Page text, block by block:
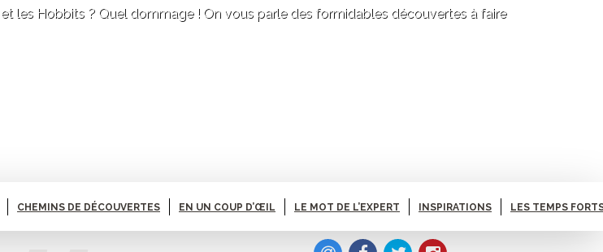
les Hobbits ? Quel dommage ! On vous parle des formidables découvertes à faire
CHEMINS DE DÉCOUVERTES EN UN COUP D’ŒIL LE MOT DE L’EXPERT INSPIRATIONS LES TEMPS